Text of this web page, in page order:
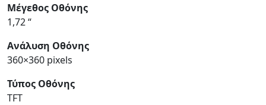
Μέγεθος Οθόνης
1,72 “
Ανάλυση Οθόνης
360×360 pixels
Τύπος Οθόνης
TFT